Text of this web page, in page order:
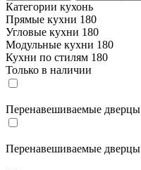
Категории кухонь
Прямые кухни 180
Угловые кухни 180
Модульные кухни 180
Кухни по стилям 180
Только в наличии
Перенавешиваемые дверцы
Перенавешиваемые дверцы